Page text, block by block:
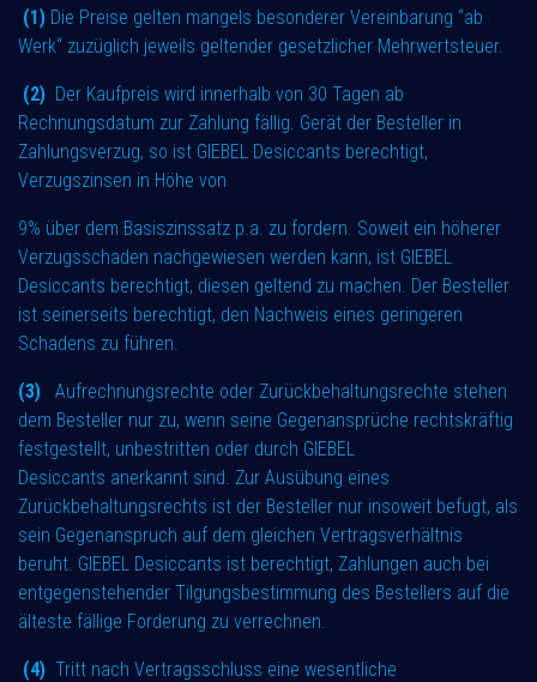
(1) Die Preise gelten mangels besonderer Vereinbarung “ab
Werk“ zuzüglich jeweils geltender gesetzlicher Mehrwertsteuer.
(2) Der Kaufpreis wird innerhalb von 30 Tagen ab
Rechnungsdatum zur Zahlung fällig. Gerät der Besteller in
Zahlungsverzug, so ist GIEBEL Desiccants berechtigt,
Verzugszinsen in Höhe von
9% über dem Basiszinssatz p.a. zu fordern. Soweit ein höherer
Verzugsschaden nachgewiesen werden kann, ist GIEBEL
Desiccants berechtigt, diesen geltend zu machen. Der Besteller
ist seinerseits berechtigt, den Nachweis eines geringeren
Schadens zu führen.
(3) Aufrechnungsrechte oder Zurückbehaltungsrechte stehen
dem Besteller nur zu, wenn seine Gegenansprüche rechtskräftig
festgestellt, unbestritten oder durch GIEBEL
Desiccants anerkannt sind. Zur Ausübung eines
Zurückbehaltungsrechts ist der Besteller nur insoweit befugt, als
sein Gegenanspruch auf dem gleichen Vertragsverhältnis
beruht. GIEBEL Desiccants ist berechtigt, Zahlungen auch bei
entgegenstehender Tilgungsbestimmung des Bestellers auf die
älteste fällige Forderung zu verrechnen.
(4) Tritt nach Vertragsschluss eine wesentliche